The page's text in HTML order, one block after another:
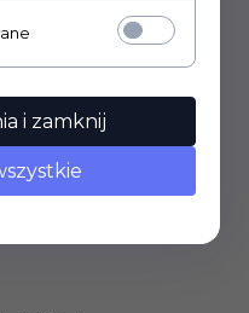
3D
- sam stwórz swoją
i zamknij